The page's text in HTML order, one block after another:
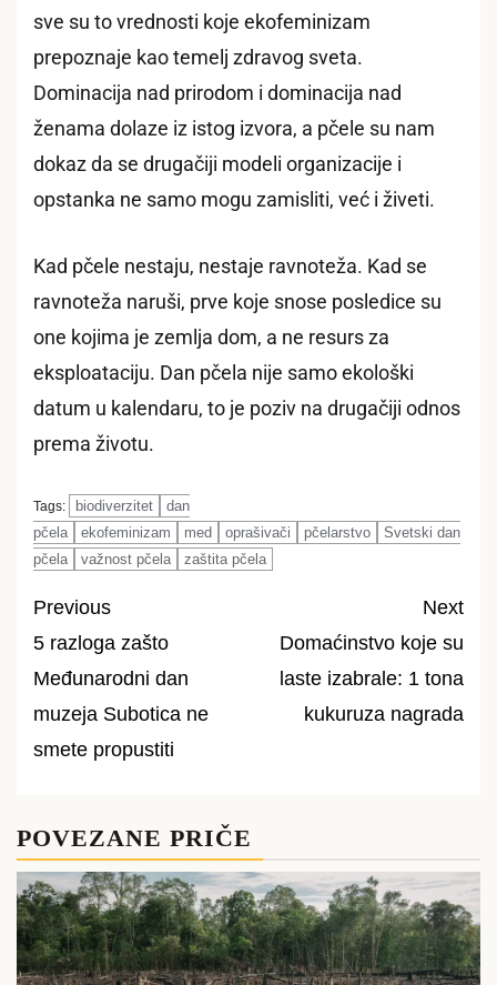
sve su to vrednosti koje ekofeminizam
prepoznaje kao temelj zdravog sveta.
Dominacija nad prirodom i dominacija nad
ženama dolaze iz istog izvora, a pčele su nam
dokaz da se drugačiji modeli organizacije i
opstanka ne samo mogu zamisliti, već i živeti.
Kad pčele nestaju, nestaje ravnoteža. Kad se
ravnoteža naruši, prve koje snose posledice su
one kojima je zemlja dom, a ne resurs za
eksploataciju. Dan pčela nije samo ekološki
datum u kalendaru, to je poziv na drugačiji odnos
prema životu.
Tags: biodiverzitet
dan
pčela
ekofeminizam med oprašivači pčelarstvo
Svetski dan
pčela
važnost pčela zaštita pčela
Post
navigation
Previous
5 razloga zašto
Međunarodni dan
muzeja Subotica ne
smete propustiti
Next
Domaćinstvo koje su
laste izabrale: 1 tona
kukuruza nagrada
POVEZANE PRIČE